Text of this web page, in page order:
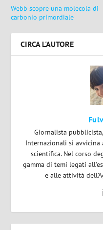
Webb scopre una molecola di
carbonio primordiale
CIRCA L'AUTORE
Giornalista
Internazionali si avvicina
scientifica. Nel corso
gamma di temi legati
e alle attività